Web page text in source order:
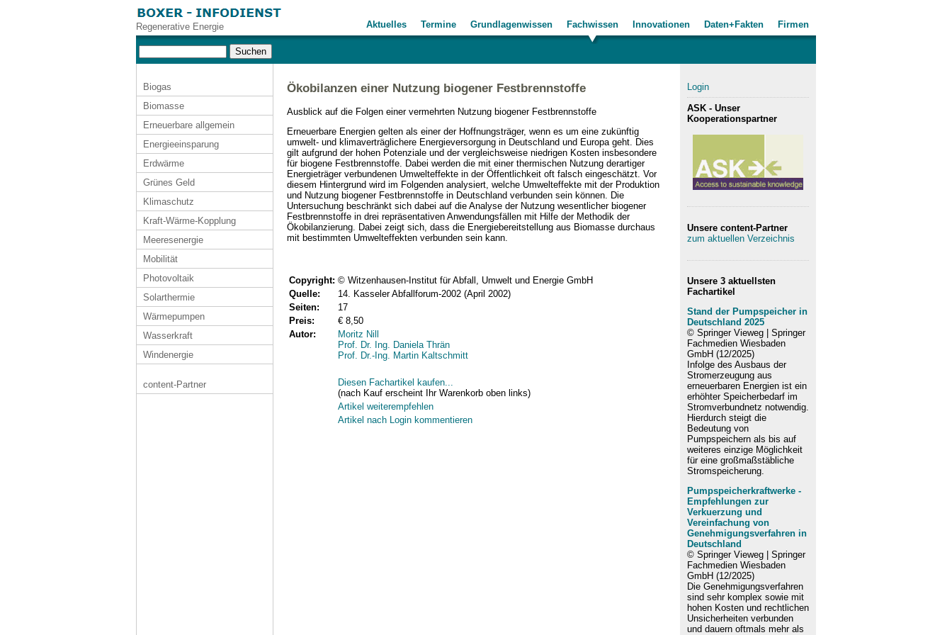
Regenerative Energie Firmen
Daten+Fakten
Innovationen
Fachwissen
Grundlagenwissen
Termine
Aktuelles
Biogas
Biomasse
Erneuerbare allgemein
Energieeinsparung
Erdwärme
Grünes Geld
Klimaschutz
Kraft-Wärme-Kopplung
Meeresenergie
Mobilität
Photovoltaik
Solarthermie
Wärmepumpen
Wasserkraft
Windenergie
content-Partner
Ökobilanzen einer Nutzung biogener Festbrennstoffe
Ausblick auf die Folgen einer vermehrten Nutzung biogener Festbrennstoffe
Erneuerbare Energien gelten als einer der Hoffnungsträger, wenn es um eine zukünftig
umwelt- und klimaverträglichere Energieversorgung in Deutschland und Europa geht. Dies
gilt aufgrund der hohen Potenziale und der vergleichsweise niedrigen Kosten insbesondere
für biogene Festbrennstoffe. Dabei werden die mit einer thermischen Nutzung derartiger
Energieträger verbundenen Umwelteffekte in der Öffentlichkeit oft falsch eingeschätzt. Vor
diesem Hintergrund wird im Folgenden analysiert, welche Umwelteffekte mit der Produktion
und Nutzung biogener Festbrennstoffe in Deutschland verbunden sein können. Die
Untersuchung beschränkt sich dabei auf die Analyse der Nutzung wesentlicher biogener
Festbrennstoffe in drei repräsentativen Anwendungsfällen mit Hilfe der Methodik der
Ökobilanzierung. Dabei zeigt sich, dass die Energiebereitstellung aus Biomasse durchaus
mit bestimmten Umwelteffekten verbunden sein kann.
Copyright: © Witzenhausen-Institut für Abfall, Umwelt und Energie GmbH
Quelle:
14. Kasseler Abfallforum-2002 (April 2002)
Seiten:
17
Preis:
€ 8,50
Autor:
Moritz Nill
Prof. Dr. Ing. Daniela Thrän
Prof. Dr.-Ing. Martin Kaltschmitt
Diesen Fachartikel kaufen...
(nach Kauf erscheint Ihr Warenkorb oben links)
Artikel weiterempfehlen
Artikel nach Login kommentieren
Login
ASK - Unser
Kooperationspartner
Unsere content-Partner
zum aktuellen Verzeichnis
Unsere 3 aktuellsten
Fachartikel
Stand der Pumpspeicher in
Deutschland 2025
© Springer Vieweg | Springer
Fachmedien Wiesbaden
GmbH (12/2025)
Infolge des Ausbaus der
Stromerzeugung aus
erneuerbaren Energien ist ein
erhöhter Speicherbedarf im
Stromverbundnetz notwendig.
Hierdurch steigt die
Bedeutung von
Pumpspeichern als bis auf
weiteres einzige Möglichkeit
für eine großmaßstäbliche
Stromspeicherung.
Pumpspeicherkraftwerke -
Empfehlungen zur
Verkuerzung und
Vereinfachung von
Genehmigungsverfahren in
Deutschland
© Springer Vieweg | Springer
Fachmedien Wiesbaden
GmbH (12/2025)
Die Genehmigungsverfahren
sind sehr komplex sowie mit
hohen Kosten und rechtlichen
Unsicherheiten verbunden
und dauern oftmals mehr als